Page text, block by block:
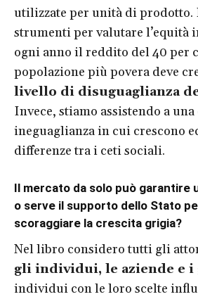
utilizzate per unità di
strumenti per valutare l’equità
ogni anno il reddito del 40 per
popolazione più povera deve
livello di disuguaglianza
Invece, stiamo assistendo a
ineguaglianza in cui crescono
differenze tra i ceti sociali.
Il mercato da solo può garantire
o serve il supporto dello Stato
scoraggiare la crescita grigia?
Nel libro considero tutti gli
gli individui, le aziende e i
individui con le loro scelte